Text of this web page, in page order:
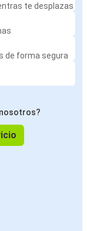
te desplazas
de forma segura